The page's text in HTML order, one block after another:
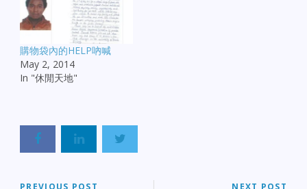
購物袋內的HELP吶喊
May 2, 2014
In "休閒天地"
PREVIOUS POST NEXT POST